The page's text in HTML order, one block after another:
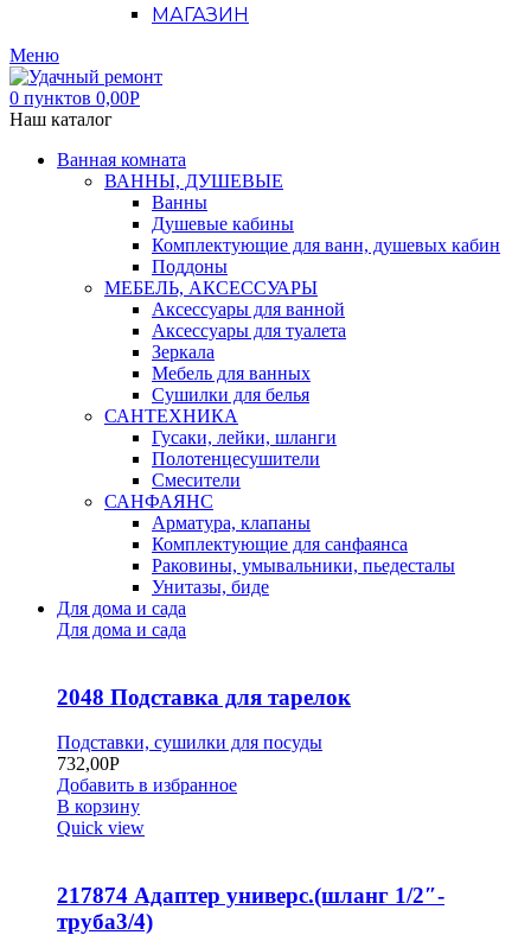
МАГАЗИН
Меню
0 пунктов 0,00Р
Наш каталог
Ванная комната
ВАННЫ, ДУШЕВЫЕ
Ванны
Душевые кабины
Комплектующие для ванн, душевых кабин
Поддоны
МЕБЕЛЬ, АКСЕССУАРЫ
Аксессуары для ванной
Аксессуары для туалета
Зеркала
Мебель для ванных
Сушилки для белья
САНТЕХНИКА
Гусаки, лейки, шланги
Полотенцесушители
Смесители
САНФАЯНС
Арматура, клапаны
Комплектующие для санфаянса
Раковины, умывальники, пьедесталы
Унитазы, биде
Для дома и сада
Для дома и сада
2048 Подставка для тарелок
Подставки, сушилки для посуды
732,00Р
Добавить в избранное
В корзину
Quick view
217874 Адаптер универс.(шланг 1/2″-
труба3/4)